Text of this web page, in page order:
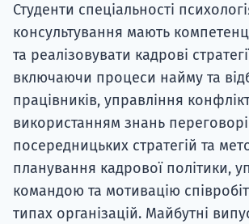
Студенти спеціальності
консультування мають
та реалізовувати кадрові
включаючи процеси найму та
працівників, управління
використанням знань
посередницьких стратегій та
планування кадрової політики,
командою та мотивацію
типах організацій. Майбутні